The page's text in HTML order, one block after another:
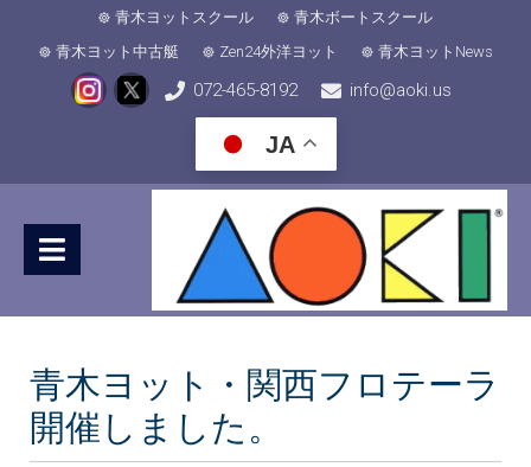
青木ヨットスクール
青木ボートスクール
青木ヨット中古艇
Zen24外洋ヨット 青木ヨットNews
072-465-8192 info@aoki.us
JA
青木ヨット・関西フロテーラ
開催しました。